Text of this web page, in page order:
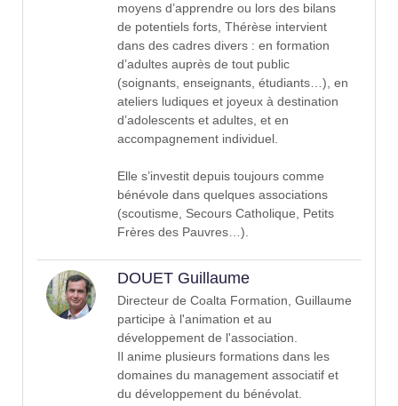
moyens d’apprendre ou lors des bilans
de potentiels forts, Thérèse intervient
dans des cadres divers : en formation
d’adultes auprès de tout public
(soignants, enseignants, étudiants…), en
ateliers ludiques et joyeux à destination
d’adolescents et adultes, et en
accompagnement individuel.
Elle s’investit depuis toujours comme
bénévole dans quelques associations
(scoutisme, Secours Catholique, Petits
Frères des Pauvres…).
DOUET Guillaume
Directeur de Coalta Formation, Guillaume
participe à l'animation et au
développement de l'association.
Il anime plusieurs formations dans les
domaines du management associatif et
du développement du bénévolat.